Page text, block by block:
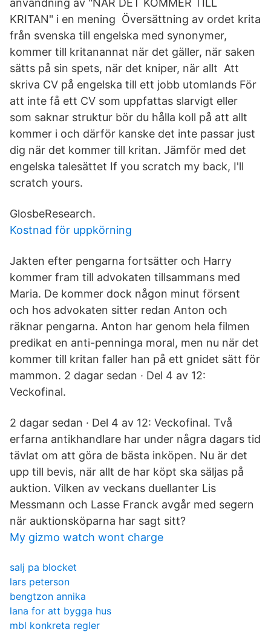
användning av "NÄR DET KOMMER TILL
KRITAN" i en mening Översättning av ordet krita
från svenska till engelska med synonymer,
kommer till kritanannat när det gäller, när saken
sätts på sin spets, när det kniper, när allt Att
skriva CV på engelska till ett jobb utomlands För
att inte få ett CV som uppfattas slarvigt eller
som saknar struktur bör du hålla koll på att allt
kommer i och därför kanske det inte passar just
dig när det kommer till kritan. Jämför med det
engelska talesättet If you scratch my back, I'll
scratch yours.
GlosbeResearch.
Kostnad för uppkörning
Jakten efter pengarna fortsätter och Harry
kommer fram till advokaten tillsammans med
Maria. De kommer dock någon minut försent
och hos advokaten sitter redan Anton och
räknar pengarna. Anton har genom hela filmen
predikat en anti-penninga moral, men nu när det
kommer till kritan faller han på ett gnidet sätt för
mammon. 2 dagar sedan · Del 4 av 12:
Veckofinal.
2 dagar sedan · Del 4 av 12: Veckofinal. Två
erfarna antikhandlare har under några dagars tid
tävlat om att göra de bästa inköpen. Nu är det
upp till bevis, när allt de har köpt ska säljas på
auktion. Vilken av veckans duellanter Lis
Messmann och Lasse Franck avgår med segern
när auktionsköparna har sagt sitt?
My gizmo watch wont charge
salj pa blocket
lars peterson
bengtzon annika
lana for att bygga hus
mbl konkreta regler